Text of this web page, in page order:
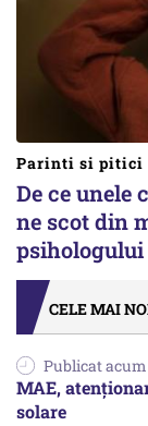
Parinti si pitici
De ce unele
ne scot din
psihologului
CELE MAI
Publicat
MAE,
solare